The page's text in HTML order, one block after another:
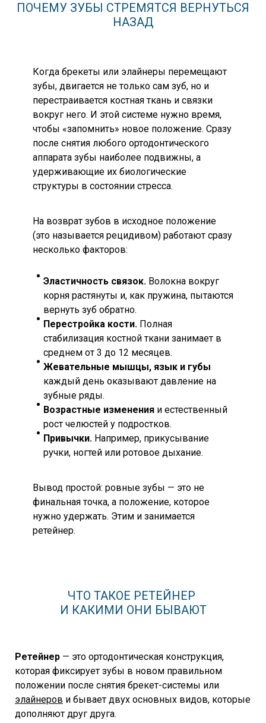
ПОЧЕМУ ЗУБЫ СТРЕМЯТСЯ ВЕРНУТЬСЯ
НАЗАД
Когда брекеты или элайнеры перемещают
зубы, двигается не только сам зуб, но и
перестраивается костная ткань и связки
вокруг него. И этой системе нужно время,
чтобы «запомнить» новое положение. Сразу
после снятия любого ортодонтического
аппарата зубы наиболее подвижны, а
удерживающие их биологические
структуры в состоянии стресса.
На возврат зубов в исходное положение
(это называется рецидивом) работают сразу
несколько факторов:
Эластичность связок. Волокна вокруг
корня растянуты и, как пружина, пытаются
вернуть зуб обратно.
Перестройка кости. Полная
стабилизация костной ткани занимает в
среднем от 3 до 12 месяцев.
Жевательные мышцы, язык и губы
каждый день оказывают давление на
зубные ряды.
Возрастные изменения и естественный
рост челюстей у подростков.
Привычки. Например, прикусывание
ручки, ногтей или ротовое дыхание.
Вывод простой: ровные зубы — это не
финальная точка, а положение, которое
нужно удержать. Этим и занимается
ретейнер.
ЧТО ТАКОЕ РЕТЕЙНЕР
И КАКИМИ ОНИ БЫВАЮТ
Ретейнер — это ортодонтическая конструкция,
которая фиксирует зубы в новом правильном
положении после снятия брекет-системы или
элайнеров и бывает двух основных видов, которые
дополняют друг друга.